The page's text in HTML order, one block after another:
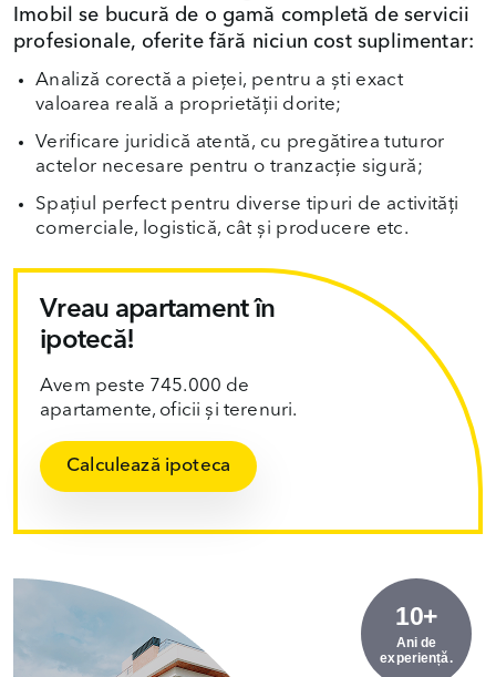
Imobil se bucură de o gamă completă de servicii
profesionale, oferite fără niciun cost suplimentar:
Analiză corectă a pieței, pentru a ști exact
valoarea reală a proprietății dorite;
Verificare juridică atentă, cu pregătirea tuturor
actelor necesare pentru o tranzacție sigură;
Spațiul perfect pentru diverse tipuri de activități
comerciale, logistică, cât și producere etc.
Vreau apartament în
ipotecă!
Avem peste 745.000 de
apartamente, oficii și terenuri.
Calculează ipoteca
10+
Ani de
experiență.